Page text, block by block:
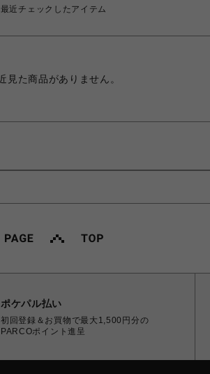
最近チェックしたアイテム
見た商品がありません。
ポケパル払い
初回登録＆お買物で最大1,500円分の
PARCOポイント進呈